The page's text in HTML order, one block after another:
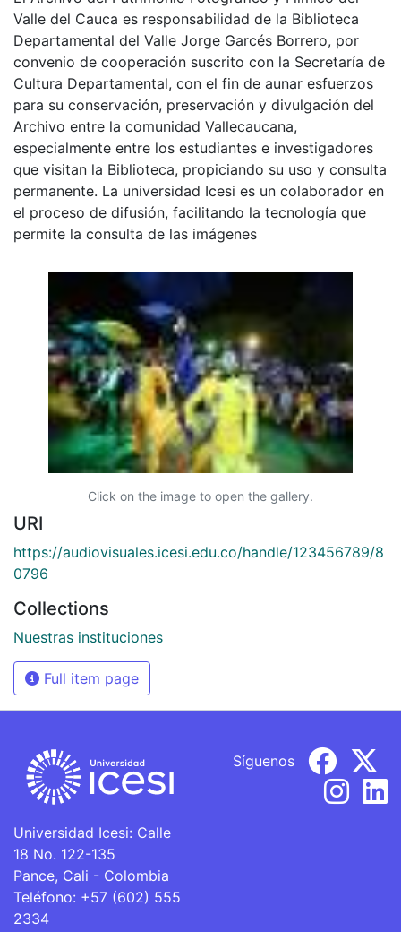
Valle del Cauca es responsabilidad de la Biblioteca
Departamental del Valle Jorge Garcés Borrero, por
convenio de cooperación suscrito con la Secretaría de
Cultura Departamental, con el fin de aunar esfuerzos
para su conservación, preservación y divulgación del
Archivo entre la comunidad Vallecaucana,
especialmente entre los estudiantes e investigadores
que visitan la Biblioteca, propiciando su uso y consulta
permanente. La universidad Icesi es un colaborador en
el proceso de difusión, facilitando la tecnología que
permite la consulta de las imágenes
Click on the image to open the gallery.
URI
https://audiovisuales.icesi.edu.co/handle/123456789/8
0796
Collections
Nuestras instituciones
Full item page
Universidad Icesi: Calle
18 No. 122-135
Pance, Cali - Colombia
Teléfono: +57 (602) 555
2334
Síguenos